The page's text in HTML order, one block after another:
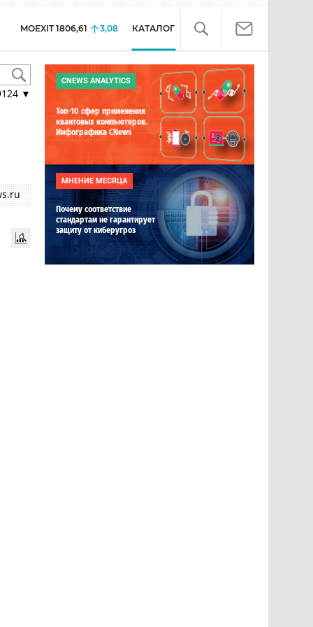
MOEXIT 1806,61 3,08 КАТАЛОГ
▼
CNEWS ANALYTICS
Топ-10 сфер применения
квантовых компьютеров.
Инфографика CNews
МНЕНИЕ МЕСЯЦА
Почему соответствие
стандартам не гарантирует
защиту от киберугроз